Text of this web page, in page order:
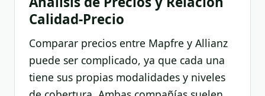
Calidad-Precio
Comparar precios entre Mapfre y Allianz
puede ser complicado, ya que cada una
tiene sus propias modalidades y niveles